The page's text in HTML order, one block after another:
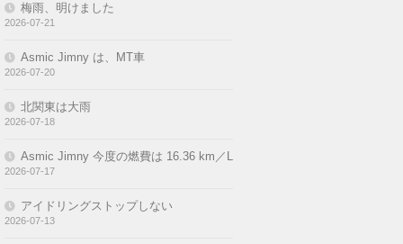
梅雨、明けました
2026-07-21
Asmic Jimny は、MT車
2026-07-20
北関東は大雨
2026-07-18
Asmic Jimny 今度の燃費は 16.36 km／L
2026-07-17
アイドリングストップしない
2026-07-13